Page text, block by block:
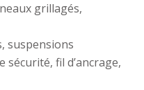
grillagés,
suspensions
fil d’ancrage,